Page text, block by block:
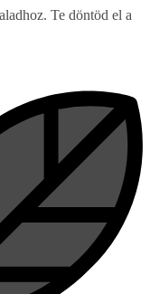
Te döntöd el a